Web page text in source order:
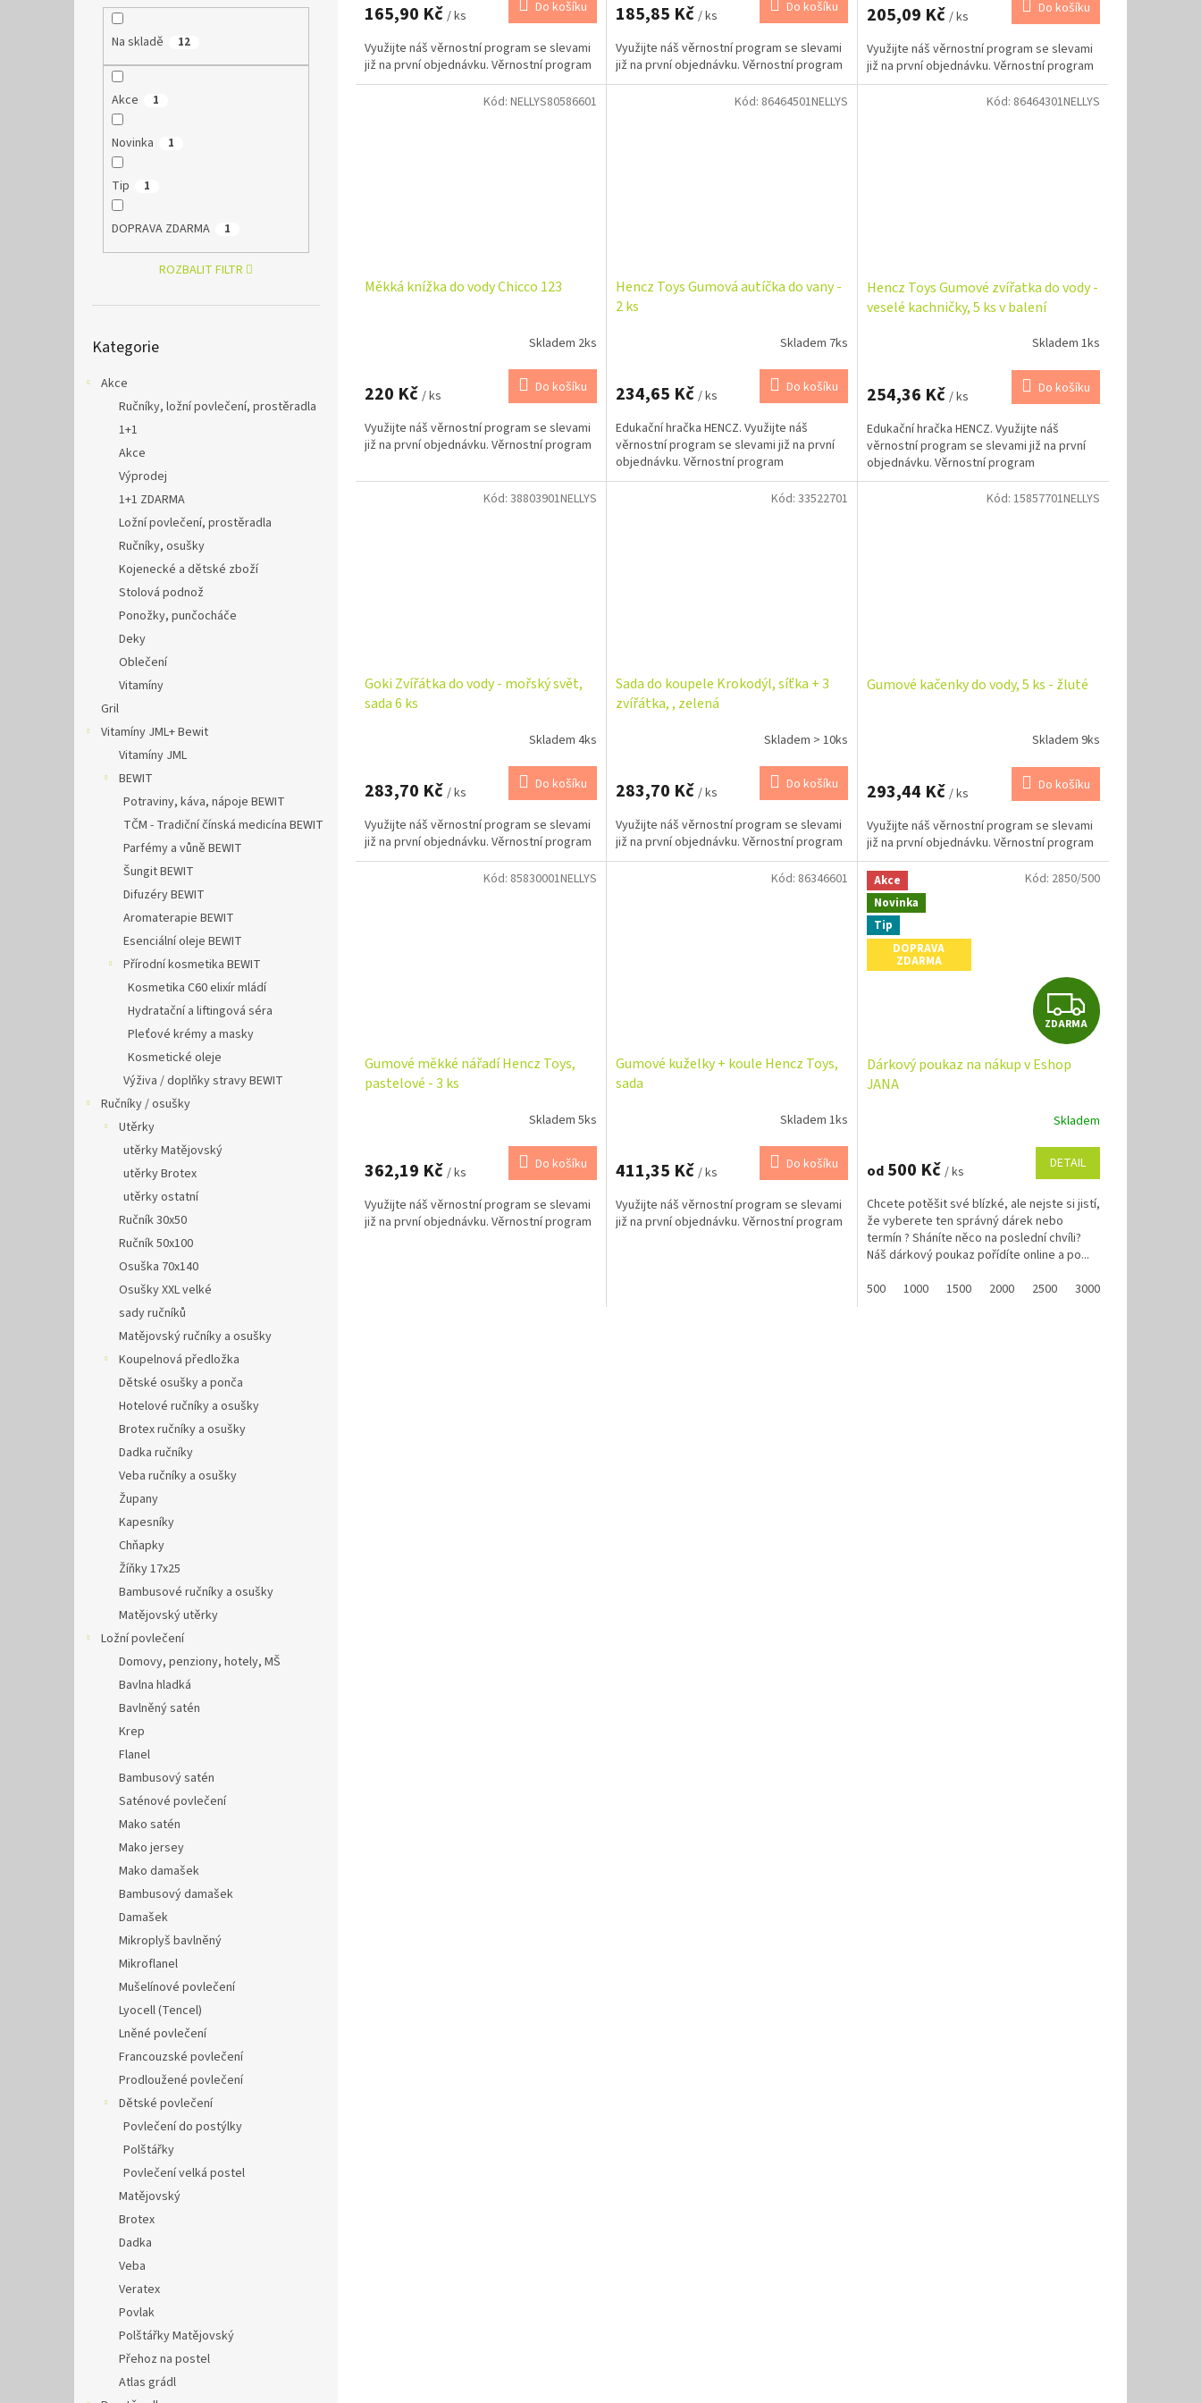
Na skladě 12
Akce 1
Novinka 1
Tip 1
DOPRAVA ZDARMA 1
ROZBALIT FILTR
kategorie
Kategorie
Akce
Ručníky, ložní povlečení, prostěradla
1+1
Akce
Výprodej
1+1 ZDARMA
Ložní povlečení, prostěradla
Ručníky, osušky
Kojenecké a dětské zboží
Stolová podnož
Ponožky, punčocháče
Deky
Oblečení
Vitamíny
Gril
Vitamíny JML+ Bewit
Vitamíny JML
BEWIT
Potraviny, káva, nápoje BEWIT
TČM - Tradiční čínská medicína BEWIT
Parfémy a vůně BEWIT
Šungit BEWIT
Difuzéry BEWIT
Aromaterapie BEWIT
Esenciální oleje BEWIT
Přírodní kosmetika BEWIT
Kosmetika C60 elixír mládí
Hydratační a liftingová séra
Pleťové krémy a masky
Kosmetické oleje
Výživa / doplňky stravy BEWIT
Ručníky / osušky
Utěrky
utěrky Matějovský
utěrky Brotex
utěrky ostatní
Ručník 30x50
Ručník 50x100
Osuška 70x140
Osušky XXL velké
sady ručníků
Matějovský ručníky a osušky
Koupelnová předložka
Dětské osušky a ponča
Hotelové ručníky a osušky
Brotex ručníky a osušky
Dadka ručníky
Veba ručníky a osušky
Župany
Kapesníky
Chňapky
Žíňky 17x25
Bambusové ručníky a osušky
Matějovský utěrky
Ložní povlečení
Domovy, penziony, hotely, MŠ
Bavlna hladká
Bavlněný satén
Krep
Flanel
Bambusový satén
Saténové povlečení
Mako satén
Mako jersey
Mako damašek
Bambusový damašek
Damašek
Mikroplyš bavlněný
Mikroflanel
Mušelínové povlečení
Lyocell (Tencel)
Lněné povlečení
Francouzské povlečení
Prodloužené povlečení
Dětské povlečení
Povlečení do postýlky
Polštářky
Povlečení velká postel
Matějovský
Brotex
Dadka
Veba
Veratex
Povlak
Polštářky Matějovský
Přehoz na postel
Atlas grádl
165,90 Kč / ks Do košíku
Využijte náš věrnostní program se slevami
již na první objednávku. Věrnostní program
185,85 Kč / ks Do košíku
Využijte náš věrnostní program se slevami
již na první objednávku. Věrnostní program
205,09 Kč / ks Do košíku
Využijte náš věrnostní program se slevami
již na první objednávku. Věrnostní program
Měkká knížka do vody Chicco 123
Skladem 2ks
220 Kč / ks Do košíku
Využijte náš věrnostní program se slevami
již na první objednávku. Věrnostní program
Kód: NELLYS80586601
Hencz Toys Gumová autíčka do vany -
2 ks
Skladem 7ks
234,65 Kč / ks Do košíku
Edukační hračka HENCZ. Využijte náš
věrnostní program se slevami již na první
objednávku. Věrnostní program
Kód: 86464501NELLYS
Hencz Toys Gumové zvířatka do vody -
veselé kachničky, 5 ks v balení
Skladem 1ks
254,36 Kč / ks Do košíku
Edukační hračka HENCZ. Využijte náš
věrnostní program se slevami již na první
objednávku. Věrnostní program
Kód: 86464301NELLYS
Goki Zvířátka do vody - mořský svět,
sada 6 ks
Skladem 4ks
283,70 Kč / ks Do košíku
Využijte náš věrnostní program se slevami
již na první objednávku. Věrnostní program
Kód: 38803901NELLYS
Sada do koupele Krokodýl, síťka + 3
zvířátka, , zelená
Skladem > 10ks
283,70 Kč / ks Do košíku
Využijte náš věrnostní program se slevami
již na první objednávku. Věrnostní program
Kód: 33522701
Gumové kačenky do vody, 5 ks - žluté
Skladem 9ks
293,44 Kč / ks Do košíku
Využijte náš věrnostní program se slevami
již na první objednávku. Věrnostní program
Kód: 15857701NELLYS
Gumové měkké nářadí Hencz Toys,
pastelové - 3 ks
Skladem 5ks
362,19 Kč / ks Do košíku
Využijte náš věrnostní program se slevami
již na první objednávku. Věrnostní program
Kód: 85830001NELLYS
Gumové kuželky + koule Hencz Toys,
sada
Skladem 1ks
411,35 Kč / ks Do košíku
Využijte náš věrnostní program se slevami
již na první objednávku. Věrnostní program
Kód: 86346601
Akce
Novinka
Tip
DOPRAVA
ZDARMA
Z
D
R
M
A
ZDARMA
Dárkový poukaz na nákup v Eshop
JANA
Skladem
od500 Kč / ks DETAIL
Chcete potěšit své blízké, ale nejste si jistí,
že vyberete ten správný dárek nebo
termín ? Sháníte něco na poslední chvíli?
Náš dárkový poukaz pořídíte online a po...
500
1000 1500 2000 2500 3000
Kód: 2850/500